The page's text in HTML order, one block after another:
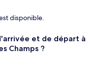
disponible.
et de départ à
Champs ?